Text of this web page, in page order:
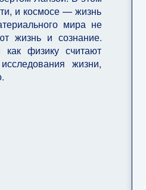
и космосе — жизнь
мира не
жизнь и сознание.
физику считают
жизни,